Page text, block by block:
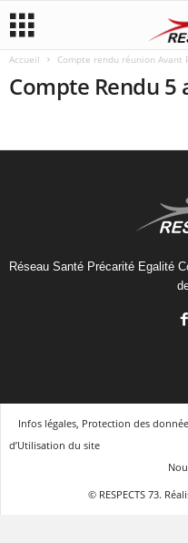
Accueil Compte rendu réunion Avant
Compte Rendu 5
Réseau Santé Précarité Egalité
Infos légales, Protection des
d’Utilisation du site
© RESPECTS 73.